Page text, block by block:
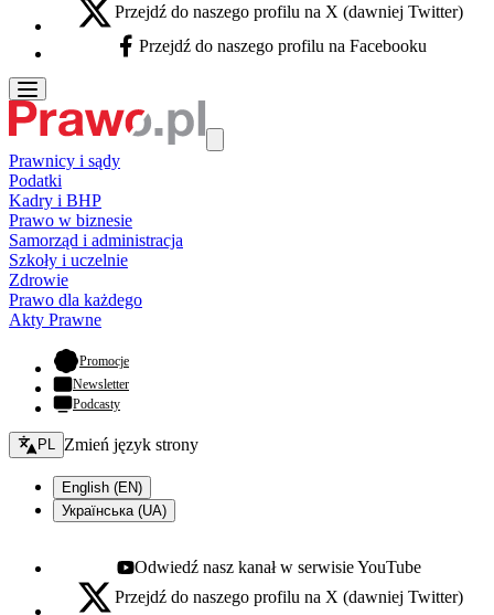
X - otwiera się w nowej karcie
Przejdź do naszego profilu na X (dawniej Twitter)
Facebook - otwiera się w nowej karcie
Przejdź do naszego profilu na Facebooku
Prawnicy i sądy
Podatki
Kadry i BHP
Prawo w biznesie
Samorząd i administracja
Szkoły i uczelnie
Zdrowie
Prawo dla każdego
Akty Prawne
Promocje- otwiera się w nowej karcie
Newsletter
Podcasty
Zmień język - bieżący:
PL Zmień język strony
English (EN)
Українська (UA)
Youtube - otwiera się w nowej karcie
Odwiedź nasz kanał w serwisie YouTube
X - otwiera się w nowej karcie
Przejdź do naszego profilu na X (dawniej Twitter)